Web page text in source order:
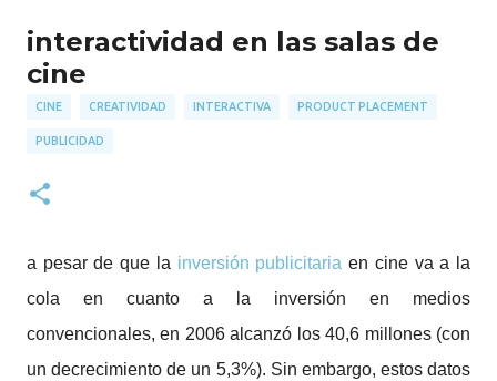
interactividad en las salas de
cine
CINE CREATIVIDAD INTERACTIVA PRODUCT PLACEMENT
PUBLICIDAD
a pesar de que la inversión publicitaria en cine va a la
cola en cuanto a la inversión en medios
convencionales, en 2006 alcanzó los 40,6 millones (con
un decrecimiento de un 5,3%). Sin embargo, estos datos